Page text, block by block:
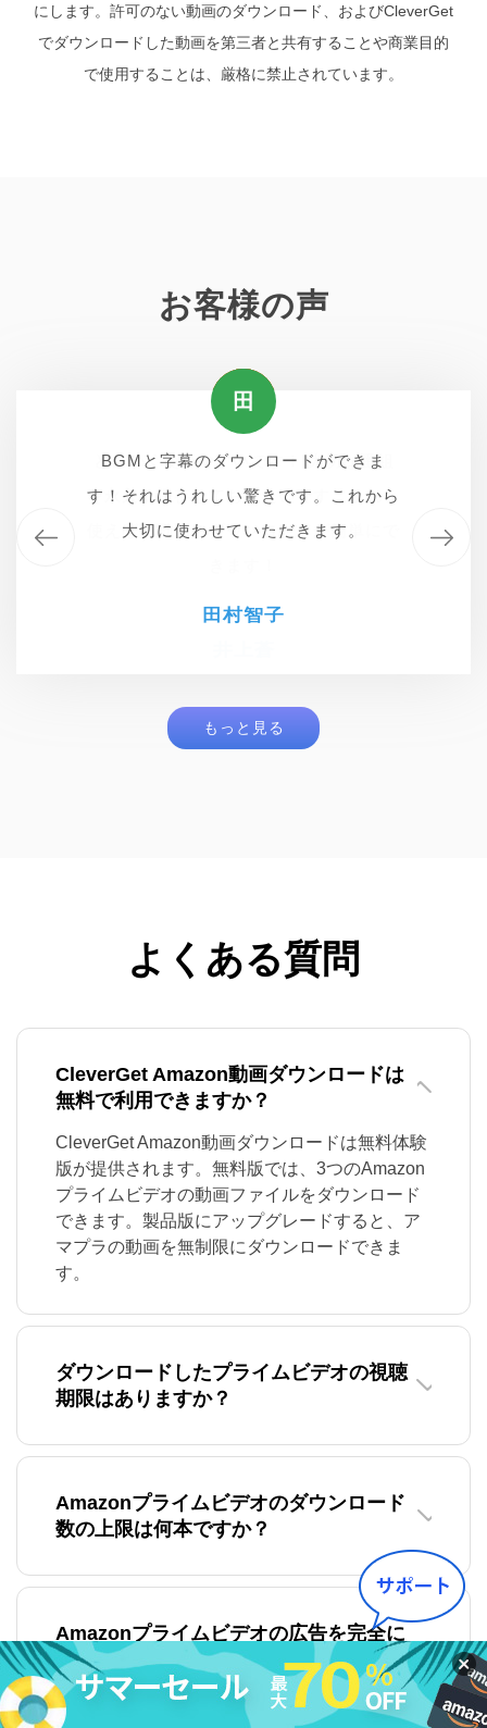
にします。許可のない動画のダウンロード、およびCleverGet
でダウンロードした動画を第三者と共有することや商業目的
で使用することは、厳格に禁止されています。
お客様の声
井
とにかく使いやすいです！ 大切な番組
を永久に保存しておきたいです。これを
使えば、動画のダウンロードが簡単にで
田
BGMと字幕のダウンロードができま
す！それはうれしい驚きです。これから
大切に使わせていただきます。
田村智子
井
とにかく使いやすいです！ 大切な番組
を永久に保存しておきたいです。これを
使えば、動画のダウンロードが簡単にで
田
BGMと字幕のダウンロードができま
す！それはうれしい驚きです。これから
大切に使わせていただきます。
田村智子
もっと見る
よくある質問
CleverGet Amazon動画ダウンロードは
無料で利用できますか？
CleverGet Amazon動画ダウンロードは無料体験
版が提供されます。無料版では、3つのAmazon
プライムビデオの動画ファイルをダウンロード
できます。製品版にアップグレードすると、ア
マプラの動画を無制限にダウンロードできま
す。
ダウンロードしたプライムビデオの視聴
期限はありますか？
Amazonプライムビデオのダウンロード
数の上限は何本ですか？
Amazonプライムビデオの広告を完全に
回避して動画を視聴する方法はあります
か？